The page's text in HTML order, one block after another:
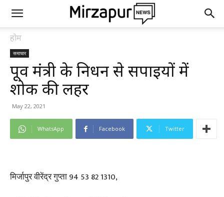
होम
समाचार
पूर्व मंत्री के निधन से सपाइयों में
शोक की लहर
May 22, 2021
WhatsApp Facebook Twitter
मिर्जापुर वीरेंद्र गुप्ता 94 53 82 1310,